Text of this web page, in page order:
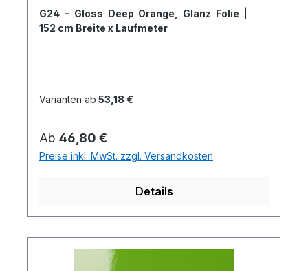
G24 - Gloss Deep Orange, Glanz Folie
152 cm Breite x Laufmeter
Varianten ab 53,18 €
Regulärer Preis:
Ab 46,80 €
Preise inkl. MwSt. zzgl. Versandkosten
Details